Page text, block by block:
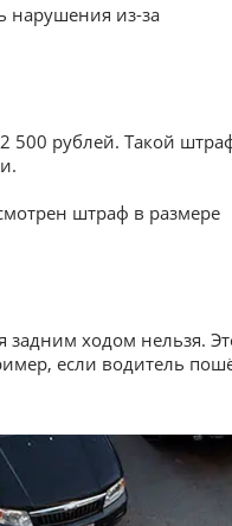
нарушения из-за
500 рублей. Такой
штраф в размере
задним ходом нельзя.
если водитель